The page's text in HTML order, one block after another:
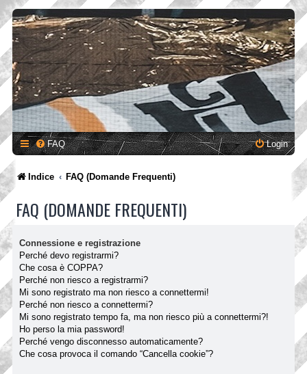
FAQ Login
Indice FAQ (Domande Frequenti)
FAQ (DOMANDE FREQUENTI)
Connessione e registrazione
Perché devo registrarmi?
Che cosa è COPPA?
Perché non riesco a registrarmi?
Mi sono registrato ma non riesco a connettermi!
Perché non riesco a connettermi?
Mi sono registrato tempo fa, ma non riesco più a connettermi?!
Ho perso la mia password!
Perché vengo disconnesso automaticamente?
Che cosa provoca il comando “Cancella cookie”?